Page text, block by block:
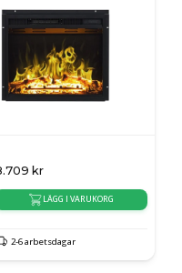
kr
LÄGG I VARUKORG
2-6 arbetsdagar